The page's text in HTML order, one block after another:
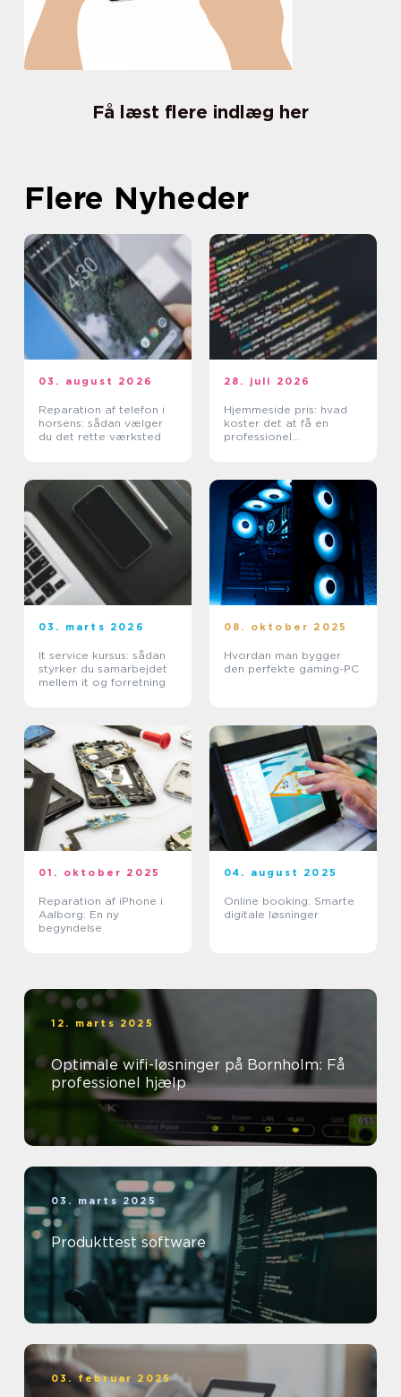
Få læst flere indlæg her
Flere Nyheder
03. august 2026
Reparation af telefon i
horsens: sådan vælger
du det rette værksted
28. juli 2026
Hjemmeside pris: hvad
koster det at få en
professionel
03. marts 2026
It service kursus: sådan
styrker du samarbejdet
mellem it og forretning
08. oktober 2025
Hvordan man bygger
den perfekte gaming-PC
01. oktober 2025
Reparation af iPhone i
Aalborg: En ny
begyndelse
04. august 2025
Online booking: Smarte
digitale løsninger
12. marts 2025
Optimale wifi-løsninger på Bornholm: Få
professionel hjælp
03. marts 2025
Produkttest software
03. februar 2025